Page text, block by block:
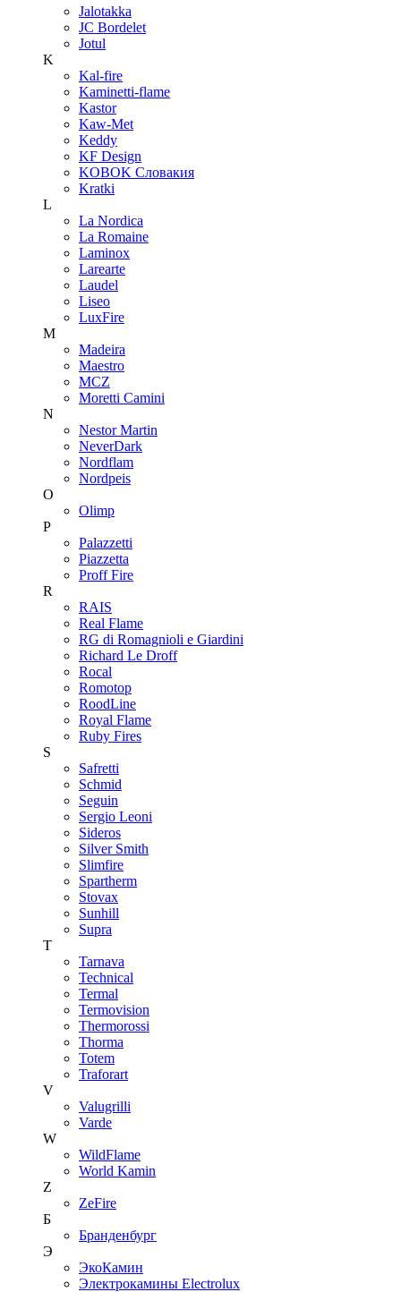
Jalotakka
JC Bordelet
Jotul
K
Kal-fire
Kaminetti-flame
Kastor
Kaw-Met
Keddy
KF Design
KOBOK Словакия
Kratki
L
La Nordica
La Romaine
Laminox
Larearte
Laudel
Liseo
LuxFire
M
Madeira
Maestro
MCZ
Moretti Camini
N
Nestor Martin
NeverDark
Nordflam
Nordpeis
O
Olimp
P
Palazzetti
Piazzetta
Proff Fire
R
RAIS
Real Flame
RG di Romagnioli e Giardini
Richard Le Droff
Rocal
Romotop
RoodLine
Royal Flame
Ruby Fires
S
Safretti
Schmid
Seguin
Sergio Leoni
Sideros
Silver Smith
Slimfire
Spartherm
Stovax
Sunhill
Supra
T
Tarnava
Technical
Termal
Termovision
Thermorossi
Thorma
Totem
Traforart
V
Valugrilli
Varde
W
WildFlame
World Kamin
Z
ZeFire
Б
Бранденбург
Э
ЭкоКамин
Электрокамины Electrolux